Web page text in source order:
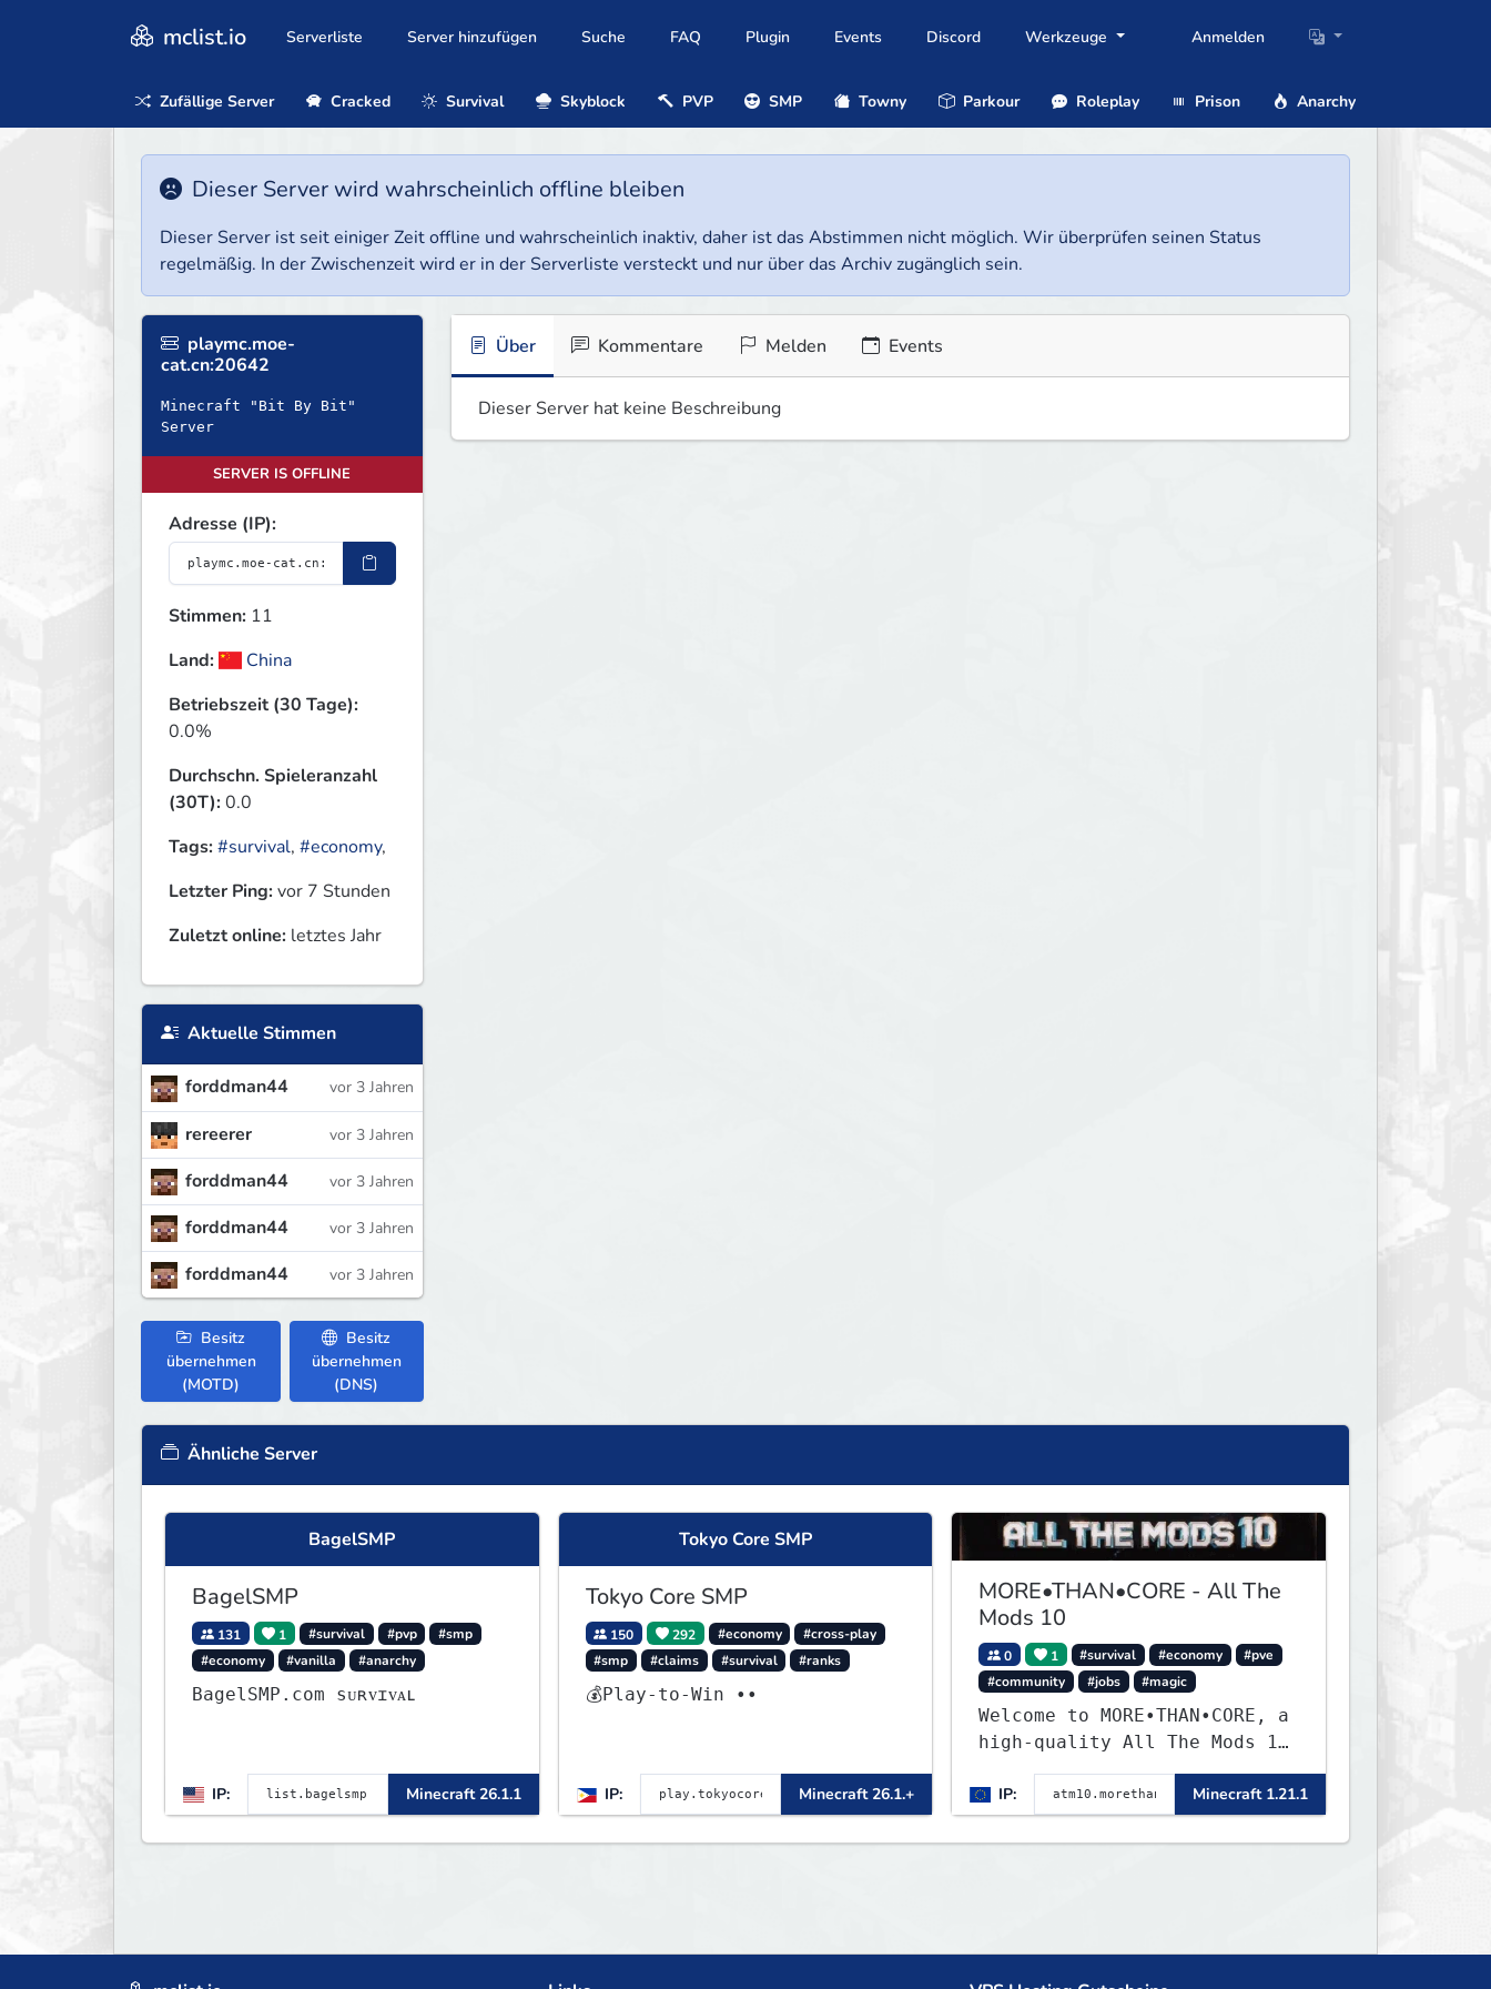
mclist.io Serverliste Server hinzufügen Suche FAQ Plugin Events Discord Werkzeuge Anmelden
Zufällige Server Cracked Survival Skyblock PVP SMP Towny Parkour Roleplay Prison Anarchy
Dieser Server wird wahrscheinlich offline bleiben
Dieser Server ist seit einiger Zeit offline und wahrscheinlich inaktiv, daher ist das Abstimmen nicht möglich. Wir überprüfen seinen Status
regelmäßig. In der Zwischenzeit wird er in der Serverliste versteckt und nur über das Archiv zugänglich sein.
playmc.moe-
cat.cn:20642
Minecraft "Bit By Bit"
Server
SERVER IS OFFLINE
Adresse (IP):
Stimmen: 11
Land:
China
Betriebszeit (30 Tage):
0.0%
Durchschn. Spieleranzahl
(30T):0.0
Tags:#survival, #economy,
Letzter Ping:vor 7 Stunden
Zuletzt online: letztes Jahr
Aktuelle Stimmen
forddman44 vor 3 Jahren
rereerer vor 3 Jahren
forddman44 vor 3 Jahren
forddman44 vor 3 Jahren
forddman44 vor 3 Jahren
Besitz
übernehmen
(MOTD)
Besitz
übernehmen
(DNS)
Über Kommentare Melden Events
Dieser Server hat keine Beschreibung
Ähnliche Server
BagelSMP
BagelSMP
131 1 #survival #pvp
#smp
#economy
#vanilla #anarchy
BagelSMP.com ѕᴜʀᴠɪᴠᴀʟ
IP: Minecraft 26.1.1
Tokyo Core SMP
Tokyo Core SMP
150 292 #economy
#cross-play
#smp
#claims #survival #ranks
💰Play-to-Win ••
IP: Minecraft 26.1.+
MORE•THAN•CORE - All The
Mods 10
0 1 #survival #economy
#pve
#community
#jobs #magic
Welcome to MORE•THAN•CORE, a
high-quality All The Mods 10
Minecraft server built for
players who want a smooth,
polished, and rewarding
modded experience.
IP: Minecraft 1.21.1